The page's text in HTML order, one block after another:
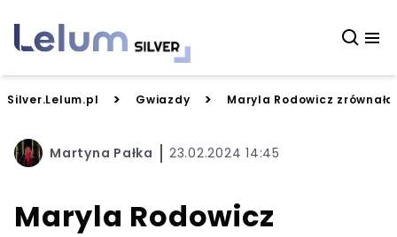
Silver.Lelum.pl > Gwiazdy > Maryla Rodowicz
Martyna Pałka 23.02.2024 14:45
Maryla Rodowicz